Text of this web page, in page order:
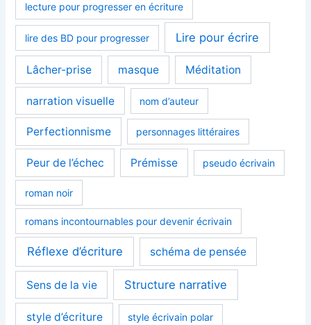
lecture pour progresser en écriture
lire des BD pour progresser Lire pour écrire
Lâcher-prise masque Méditation
narration visuelle nom d’auteur
Perfectionnisme personnages littéraires
Peur de l’échec Prémisse pseudo écrivain
roman noir
romans incontournables pour devenir écrivain
Réflexe d’écriture schéma de pensée
Sens de la vie Structure narrative
style d’écriture style écrivain polar